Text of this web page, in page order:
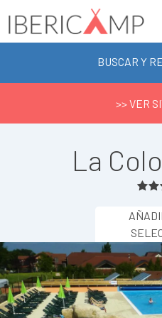
BUSCAR Y
>> VER
La